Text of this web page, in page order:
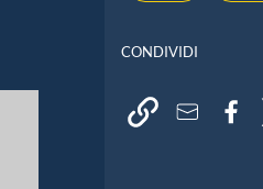
CONDIVIDI